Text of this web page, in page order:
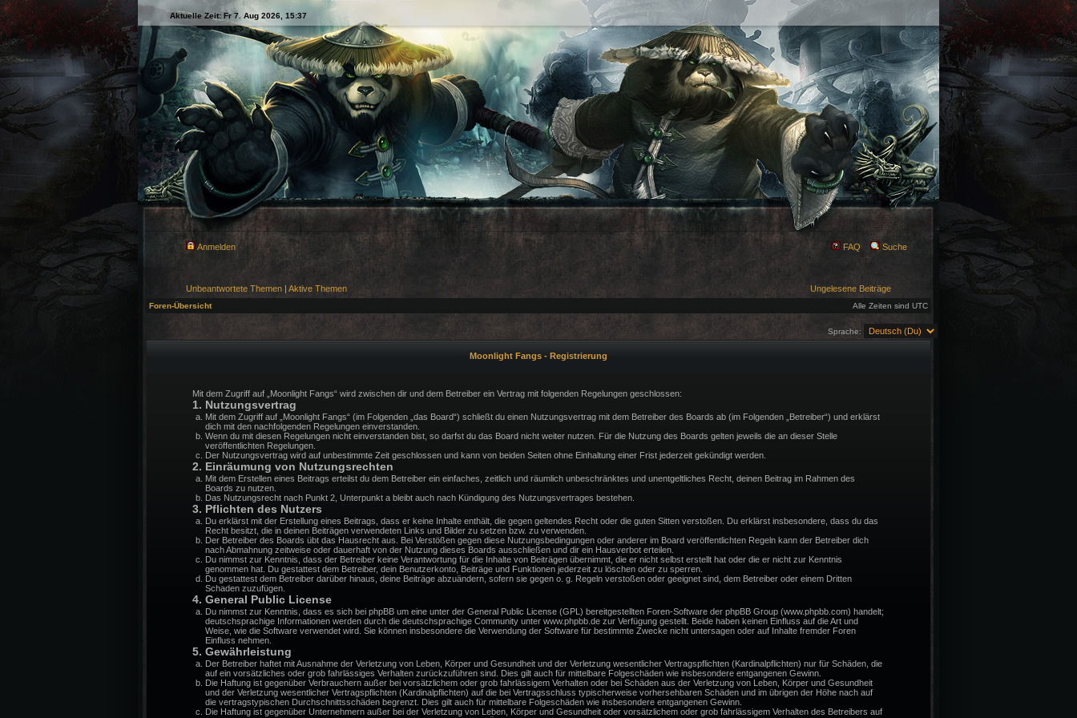
Aktuelle Zeit: Fr 7. Aug 2026, 15:37
Anmelden FAQ Suche
Unbeantwortete Themen | Aktive Themen Ungelesene Beiträge
Foren-Übersicht Alle Zeiten sind UTC
Sprache:
Moonlight Fangs - Registrierung
Mit dem Zugriff auf „Moonlight Fangs“ wird zwischen dir und dem Betreiber ein Vertrag mit folgenden Regelungen geschlossen:
1. Nutzungsvertrag
Mit dem Zugriff auf „Moonlight Fangs“ (im Folgenden „das Board“) schließt du einen Nutzungsvertrag mit dem Betreiber des Boards ab (im Folgenden „Betreiber“) und erklärst
dich mit den nachfolgenden Regelungen einverstanden.
Wenn du mit diesen Regelungen nicht einverstanden bist, so darfst du das Board nicht weiter nutzen. Für die Nutzung des Boards gelten jeweils die an dieser Stelle
veröffentlichten Regelungen.
Der Nutzungsvertrag wird auf unbestimmte Zeit geschlossen und kann von beiden Seiten ohne Einhaltung einer Frist jederzeit gekündigt werden.
2. Einräumung von Nutzungsrechten
Mit dem Erstellen eines Beitrags erteilst du dem Betreiber ein einfaches, zeitlich und räumlich unbeschränktes und unentgeltliches Recht, deinen Beitrag im Rahmen des
Boards zu nutzen.
Das Nutzungsrecht nach Punkt 2, Unterpunkt a bleibt auch nach Kündigung des Nutzungsvertrages bestehen.
3. Pflichten des Nutzers
Du erklärst mit der Erstellung eines Beitrags, dass er keine Inhalte enthält, die gegen geltendes Recht oder die guten Sitten verstoßen. Du erklärst insbesondere, dass du das
Recht besitzt, die in deinen Beiträgen verwendeten Links und Bilder zu setzen bzw. zu verwenden.
Der Betreiber des Boards übt das Hausrecht aus. Bei Verstößen gegen diese Nutzungsbedingungen oder anderer im Board veröffentlichten Regeln kann der Betreiber dich
nach Abmahnung zeitweise oder dauerhaft von der Nutzung dieses Boards ausschließen und dir ein Hausverbot erteilen.
Du nimmst zur Kenntnis, dass der Betreiber keine Verantwortung für die Inhalte von Beiträgen übernimmt, die er nicht selbst erstellt hat oder die er nicht zur Kenntnis
genommen hat. Du gestattest dem Betreiber, dein Benutzerkonto, Beiträge und Funktionen jederzeit zu löschen oder zu sperren.
Du gestattest dem Betreiber darüber hinaus, deine Beiträge abzuändern, sofern sie gegen o. g. Regeln verstoßen oder geeignet sind, dem Betreiber oder einem Dritten
Schaden zuzufügen.
4. General Public License
Du nimmst zur Kenntnis, dass es sich bei phpBB um eine unter der General Public License (GPL) bereitgestellten Foren-Software der phpBB Group (www.phpbb.com) handelt;
deutschsprachige Informationen werden durch die deutschsprachige Community unter www.phpbb.de zur Verfügung gestellt. Beide haben keinen Einfluss auf die Art und
Weise, wie die Software verwendet wird. Sie können insbesondere die Verwendung der Software für bestimmte Zwecke nicht untersagen oder auf Inhalte fremder Foren
Einfluss nehmen.
5. Gewährleistung
Der Betreiber haftet mit Ausnahme der Verletzung von Leben, Körper und Gesundheit und der Verletzung wesentlicher Vertragspflichten (Kardinalpflichten) nur für Schäden, die
auf ein vorsätzliches oder grob fahrlässiges Verhalten zurückzuführen sind. Dies gilt auch für mittelbare Folgeschäden wie insbesondere entgangenen Gewinn.
Die Haftung ist gegenüber Verbrauchern außer bei vorsätzlichem oder grob fahrlässigem Verhalten oder bei Schäden aus der Verletzung von Leben, Körper und Gesundheit
und der Verletzung wesentlicher Vertragspflichten (Kardinalpflichten) auf die bei Vertragsschluss typischerweise vorhersehbaren Schäden und im übrigen der Höhe nach auf
die vertragstypischen Durchschnittsschäden begrenzt. Dies gilt auch für mittelbare Folgeschäden wie insbesondere entgangenen Gewinn.
Die Haftung ist gegenüber Unternehmern außer bei der Verletzung von Leben, Körper und Gesundheit oder vorsätzlichem oder grob fahrlässigem Verhalten des Betreibers auf